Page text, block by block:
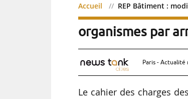
Accueil REP Bâtiment :
REP Bâtiment :
organismes par
Paris - Actualité
Le cahier des charges